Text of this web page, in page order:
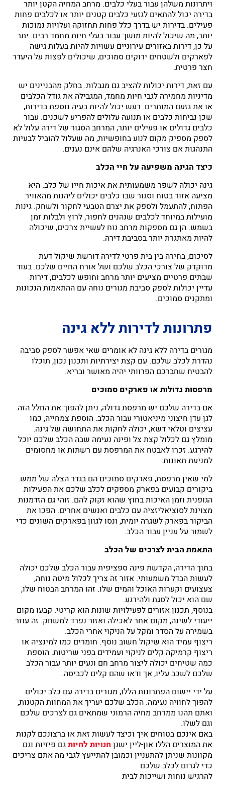
ויתרונות משלהן עבור בעלי כלבים. מרחב המחיה הקטן יותר
בדירה יכול להתאים לגזעי כלבים קטנים יותר או לכלבים פחות
פעילים. בדירות יש בדרך כלל פחות תחזוקה ועלויות נמוכות
יותר, מה שיכול להיות מושך עבור בעלי חיות מחמד רבים. יתר
על כן, דירות באזורים עירוניים עשויות להיות בעלות גישה
לפארקים ולשטחים ירוקים סמוכים, שיכולים לפצות על היעדר
חצר פרטית.
עם זאת, דירות יכולות להציב גם מגבלות. בחלק מהבניינים יש
מדיניות מחמירה לגבי חיות מחמד, המגבילה את גודל הכלבים
או את גזעם המותרים. רעש יכול להיות בעיה נוספת בדירות,
שכן נביחות כלבים או תנועה עלולים להפריע לשכנים. עבור
כלבים גדולים או פעילים יותר, המרחב הסגור של דירה עלול לא
לספק מספיק מקום לנוע בחופשיות, מה שעלול להוביל לבעיות
התנהגות אם צורכי האנרגיה שלהם אינם נענים.
כיצד הגינה משפיעה על חיי הכלב
גינה יכולה לשפר משמעותית את איכות חייו של כלב. היא
מציעה אזור בטוח וסגור שבו כלבים יכולים ליהנות מהאוויר
הפתוח, להתעמל ולספק את יצרם הטבעי לחקור ולשחק. גינות
מועילות במיוחד לכלבים שנהנים לחפור, לרוץ ולבלות זמן
בשמש. הן גם מספקות מרחב נוח לעשיית צרכים, שיכולה
להיות מאתגרת יותר בסביבת דירה.
לסיכום, בחירה בין בית פרטי לדירה דורשת שיקול דעת
מדוקדק של צורכי הכלב שלכם ושל אורח החיים שלכם. בעוד
שבתים פרטיים מציעים יותר מרחב וחופש לכלבים, דירות
עדיין יכולות לספק סביבת מגורים נוחה עם ההתאמות הנכונות
ומתקנים סמוכים.
פתרונות לדירות ללא גינה
מגורים בדירה ללא גינה לא אומרים שאי אפשר לספק סביבה
נהדרת לכלב שלכם. עם קצת יצירתיות ותכנון נכון, תוכלו
להבטיח שחברכם הפרוותי יהיה מאושר ובריא.
מרפסות גדולות או פארקים סמוכים
אם בדירה שלכם יש מרפסת גדולה, ניתן להפוך את החלל הזה
לגן עדן חיצוני מיניאטורי עבור הכלב. הוספת צמחייה, כמו
עציצים וטלאי דשא, יכולה לחקות את התחושה של גינה.
מומלץ גם לכלול קצת צל ופינה נעימה שבה הכלב שלכם יוכל
להירגע. זכרו לאבטח את המרפסת עם רשתות או מחסומים
למניעת תאונות.
למי שאין מרפסת, פארקים סמוכים הם בגדר הצלה של ממש.
ביקורים קבועים בפארק מספקים לכלב שלכם את הפעילות
הגופנית וזמן האיכות בחוץ שהוא זקוק להם. זוהי גם הזדמנות
מצוינת לסוציאליזציה עם כלבים ואנשים אחרים. הפכו את
הביקור בפארק לשגרה יומית, ונסו לגוון בפארקים השונים כדי
לשמור על עניין עבור הכלב.
התאמת הבית לצרכים של הכלב
בתוך הדירה, הקדשת פינה ספציפית עבור הכלב שלכם יכולה
לעשות הבדל משמעותי. אזור זה צריך לכלול מיטה נוחה,
צעצועים וקערות האוכל והמים שלו. זהו המרחב הבטוח שלו,
שם הוא יכול לסגת ולהירגע.
בנוסף, תכנון אזורים לפעילויות שונות הוא קריטי. קבעו מקום
ייעודי לשינה, מקום אחר לאכילה ואזור נפרד למשחק. זה עוזר
בשמירה על הסדר ומקל על הניקוי אחרי הכלב.
ריצוף עמיד הוא שיקול חשוב נוסף. חומרים כמו למינציה או
ריצוף קרמיקה קלים לניקוי ועמידים בפני שריטות. הוספת
כמה שטיחים יכולה ליצור מרחב חם ונעים יותר עבור הכלב
שלכם לשכב עליו, אך ודאו שהם קלים לכביסה.
על ידי יישום הפתרונות הללו, מגורים בדירה עם כלב יכולים
להפוך לחוויה נעימה. הכלב שלכם יעריך את המחוות הקטנות,
ואתם תהנו ממרחב מחיה הרמוני שמתאים גם לצרכים שלכם
וגם לשלו.
באם אינכם בטוחים איך וכיצד לעשות זאת או ברצונכם לקנות
את המוצרים הללו און-ליין ישנן חנויות לחיותגם פיזיות וגם
מקוונות שניתן להתעניין וכמובן להתייעץ לגבי מה אתם צריכים
כדי לגרום לכלב שלכם
להרגיש נוחות ושייכות לבית